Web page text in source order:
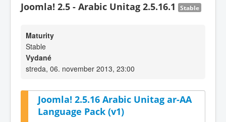
Joomla! 2.5 - Arabic Unitag 2.5.16.1 Stable
Maturity
Stable
Vydané
streda, 06. november 2013, 23:00
Joomla! 2.5.16 Arabic Unitag ar-AA
Language Pack (v1)